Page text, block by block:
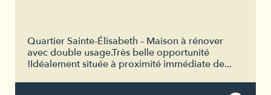
Quartier Sainte-Élisabeth – Maison à rénover
avec double usage.Très belle opportunité
!Idéalement située à proximité immédiate de...